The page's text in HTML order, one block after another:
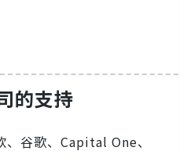
的支持
谷歌、Capital One、